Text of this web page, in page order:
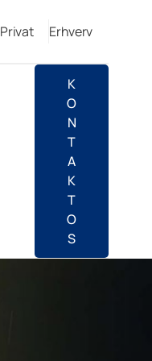
Privat Erhverv
K
O
N
T
A
K
T
O
S